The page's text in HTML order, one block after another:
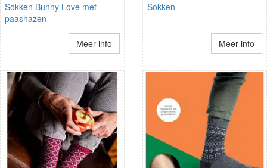
Sokken Bunny Love met
paashazen
Meer info
Sokken
Meer info